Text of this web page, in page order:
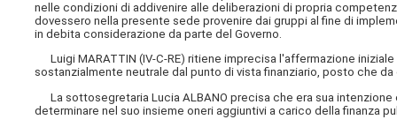
nelle condizioni di addivenire alle deliberazioni di propria
dovessero nella presente sede provenire dai gruppi al fine di
in debita considerazione da parte del Governo.
Luigi MARATTIN (IV-C-RE) ritiene imprecisa l'affermazione
sostanzialmente neutrale dal punto di vista finanziario, posto che
La sottosegretaria Lucia ALBANO precisa che era sua
determinare nel suo insieme oneri aggiuntivi a carico della finanza